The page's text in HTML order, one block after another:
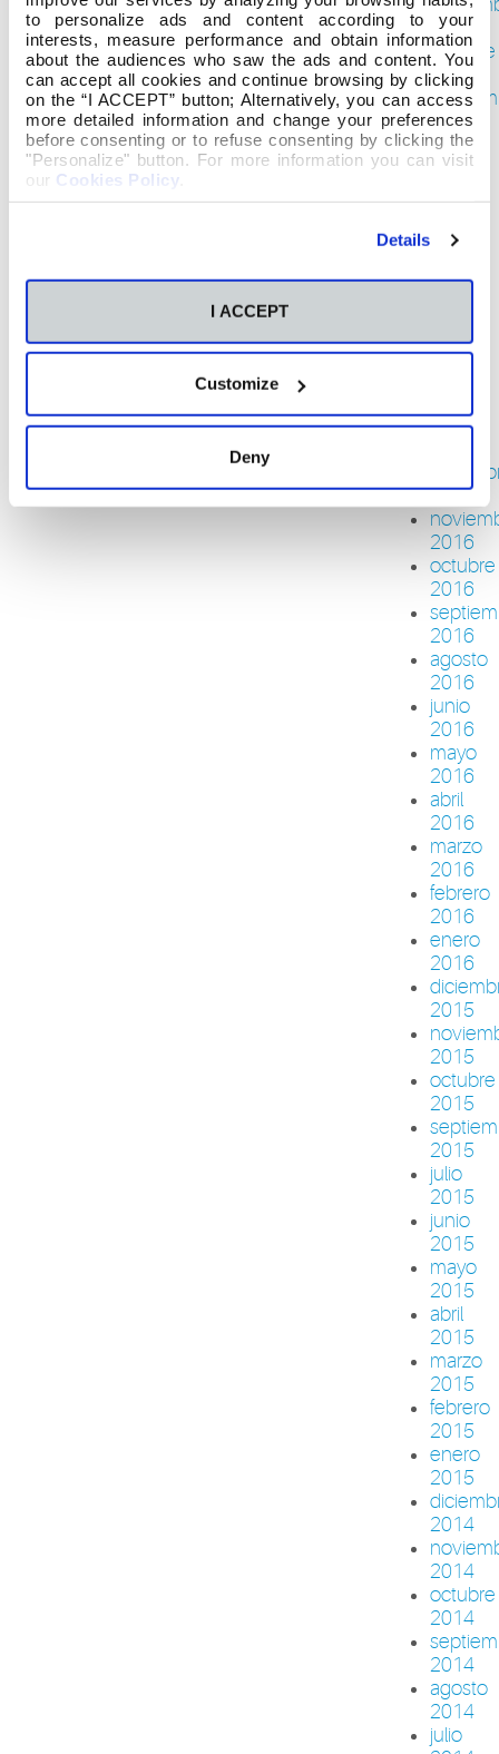
to personalize ads and content according to your
interests, measure performance and obtain information
about the audiences who saw the ads and content. You
can accept all cookies and continue browsing by clicking
on the “I ACCEPT” button; Alternatively, you can access
more detailed information and change your preferences
before consenting or to refuse consenting by clicking the
"Personalize" button. For more information you can visit
our Cookies Policy
Details
I ACCEPT
Customize
Deny
2017
octubre
2017
2017
agosto
2017
mayo
abril
2017
enero
2016
2016
octubre
2016
2016
agosto
2016
junio
2016
mayo
2016
abril
2016
marzo
2016
febrero
2016
enero
2016
2015
2015
octubre
2015
2015
julio
2015
junio
2015
mayo
2015
abril
2015
marzo
2015
febrero
2015
enero
2015
2014
2014
octubre
2014
2014
agosto
2014
julio